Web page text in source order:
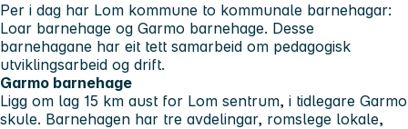
Per i dag har Lom kommune to kommunale barnehagar:
Loar barnehage og Garmo barnehage. Desse
barnehagane har eit tett samarbeid om pedagogisk
utviklingsarbeid og drift.
Garmo barnehage
Ligg om lag 15 km aust for Lom sentrum, i tidlegare Garmo
skule. Barnehagen har tre avdelingar, romslege lokale,